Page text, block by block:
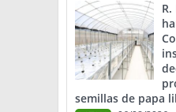
semillas de papa